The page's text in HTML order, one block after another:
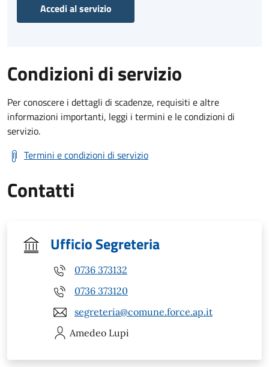
Accedi al servizio
Condizioni di servizio
Per conoscere i dettagli di scadenze, requisiti e altre
informazioni importanti, leggi i termini e le condizioni di
servizio.
Termini e condizioni di servizio
Contatti
Ufficio Segreteria
0736 373132
0736 373120
segreteria@comune.force.ap.it
Amedeo Lupi